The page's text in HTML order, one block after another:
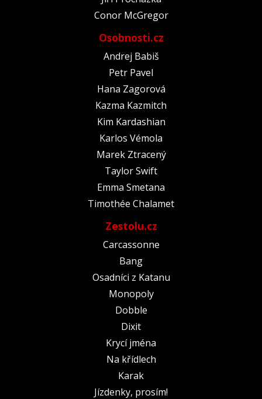
Conor McGregor
Osobnosti.cz
Andrej Babiš
Petr Pavel
Hana Zagorová
Kazma Kazmitch
Kim Kardashian
Karlos Vémola
Marek Ztracený
Taylor Swift
Emma Smetana
Timothée Chalamet
Zestolu.cz
Carcassonne
Bang
Osadníci z Katanu
Monopoly
Dobble
Dixit
Krycí jména
Na křídlech
Karak
Jízdenky, prosím!